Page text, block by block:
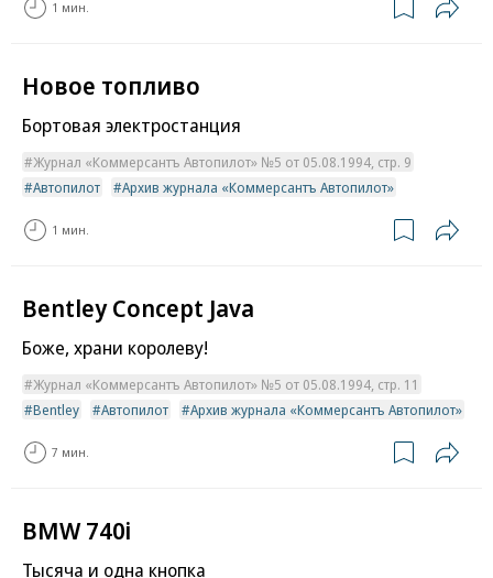
1 мин.
Новое топливо
Бортовая электростанция
Журнал «Коммерсантъ Автопилот» №5 от 05.08.1994, стр. 9
Автопилот
Архив журнала «Коммерсантъ Автопилот»
1 мин.
Bentley Concept Java
Боже, храни королеву!
Журнал «Коммерсантъ Автопилот» №5 от 05.08.1994, стр. 11
Bentley
Автопилот Архив журнала «Коммерсантъ Автопилот»
7 мин.
BMW 740i
Тысяча и одна кнопка